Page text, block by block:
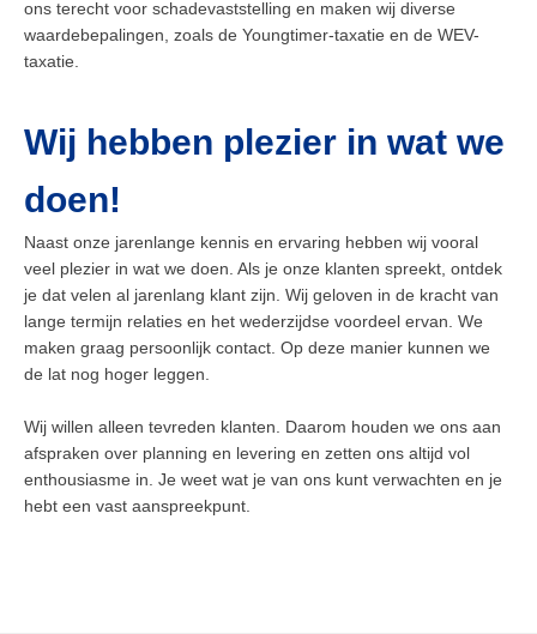
ons terecht voor schadevaststelling en maken wij diverse
waardebepalingen, zoals de Youngtimer-taxatie en de WEV-
taxatie.
Wij hebben plezier in wat we
doen!
Naast onze jarenlange kennis en ervaring hebben wij vooral
veel plezier in wat we doen. Als je onze klanten spreekt, ontdek
je dat velen al jarenlang klant zijn. Wij geloven in de kracht van
lange termijn relaties en het wederzijdse voordeel ervan. We
maken graag persoonlijk contact. Op deze manier kunnen we
de lat nog hoger leggen.
Wij willen alleen tevreden klanten. Daarom houden we ons aan
afspraken over planning en levering en zetten ons altijd vol
enthousiasme in. Je weet wat je van ons kunt verwachten en je
hebt een vast aanspreekpunt.